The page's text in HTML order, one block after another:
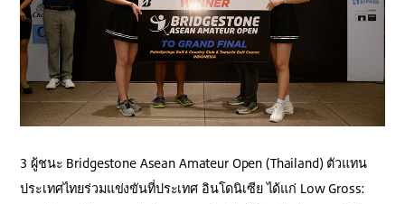
3 ผู้ชนะ Bridgestone Asean Amateur Open (Thailand) ตัวแทน
ประเทศไทยร่วมแข่งขันที่ประเทศ อินโดนิเซีย ได้แก่ Low Gross: